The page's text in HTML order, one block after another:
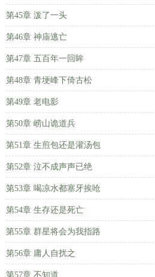
第45章 泼了一头
第46章 神庙逃亡
第47章 五百年一回眸
第48章 青埂峰下倚古松
第49章 老电影
第50章 崂山诡道兵
第51章 生煎包还是灌汤包
第52章 泣不成声声已绝
第53章 喝凉水都塞牙挨呛
第54章 生存还是死亡
第55章 群星将会为我指路
第56章 庸人自扰之
第57章 不知道